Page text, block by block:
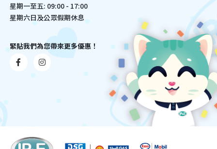
星期一至五: 09:00 - 17:00
星期六日及公眾假期休息
緊貼我們為您帶來更多優惠！